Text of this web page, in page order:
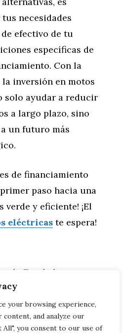
your browsing experience,
and analyze our
you consent to our use of
necesidades
efectivo de tu
específicas de
Con la
inversión en motos
solo ayudar a reducir
a largo plazo, sino
un futuro más
de financiamiento
paso hacia una
y eficiente! ¡El
eléctricas te espera!
la Era de la
Simbolismo y Función
para WhatsApp:
Emprendedor